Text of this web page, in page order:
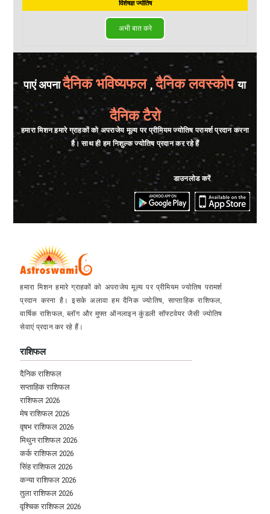
पाएं अपनादैनिक भविष्यफल ,दैनिक लवस्कोपया
दैनिक टैरो
हमारा मिशन हमारे ग्राहकों को अपराजेय मूल्य पर प्रीमियम ज्योतिष परामर्श प्रदान करना
है। साथ ही हम निशुल्क ज्योतिष प्रदान कर रहे हैं
डाउनलोड करें
हमारा मिशन हमारे ग्राहकों को अपराजेय मूल्य पर प्रीमियम ज्योतिष परामर्श
प्रदान करना है। इसके अलावा हम दैनिक ज्योतिष, साप्ताहिक राशिफल,
वार्षिक राशिफल, ब्लॉग और मुफ्त ऑनलाइन कुंडली सॉफ्टवेयर जैसी ज्योतिष
सेवाएं प्रदान कर रहे हैं।
राशिफल
दैनिक राशिफल
सप्ताहिक राशिफल
राशिफल 2026
मेष राशिफल 2026
वृषभ राशिफल 2026
मिथुन राशिफल 2026
कर्क राशिफल 2026
सिंह राशिफल 2026
कन्या राशिफल 2026
तुला राशिफल 2026
वृश्चिक राशिफल 2026